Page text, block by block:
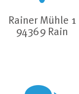
Rainer Mühle 1
94369 Rain